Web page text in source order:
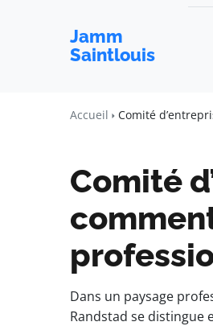
Jamm
Saintlouis
Accueil Comité
Comité
Dans un paysage
Randstad se distingue